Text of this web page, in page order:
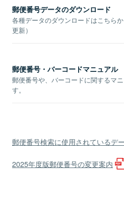
郵便番号データのダウンロード
各種データのダウンロードはこちら
更新）
郵便番号・バーコードマニュアル
郵便番号や、バーコードに関するマ
す。
郵便番号検索に使用されているデ
2025年度版郵便番号の変更案内